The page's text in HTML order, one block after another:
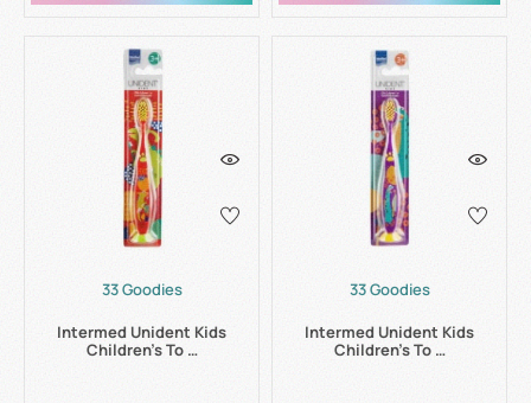
33 Goodies
Intermed Unident Kids
Children’s To …
33 Goodies
Intermed Unident Kids
Children’s To …